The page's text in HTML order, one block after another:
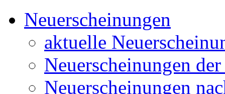
Neuerscheinungen
aktuelle
Neuerscheinungen
Neuerscheinungen